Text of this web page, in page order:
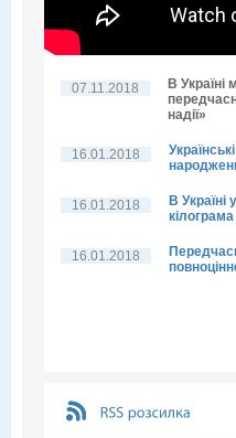
07.11.2018
В
надії»
16.01.2018
16.01.2018
В
кілограма
16.01.2018